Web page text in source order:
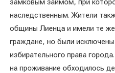
замковым займом, при
наследственным. Жители
общины Лиенца и имели те
граждане, но были исключены
избирательного права
на проживание обходилось